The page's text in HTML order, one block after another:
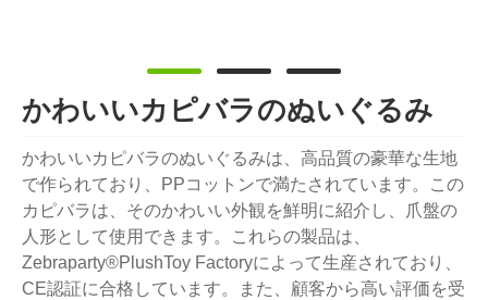
かわいいカピバラのぬいぐるみ
かわいいカピバラのぬいぐるみは、高品質の豪華な生地
で作られており、PPコットンで満たされています。この
カピバラは、そのかわいい外観を鮮明に紹介し、爪盤の
人形として使用できます。これらの製品は、
Zebraparty®PlushToy Factoryによって生産されており、
CE認証に合格しています。また、顧客から高い評価を受